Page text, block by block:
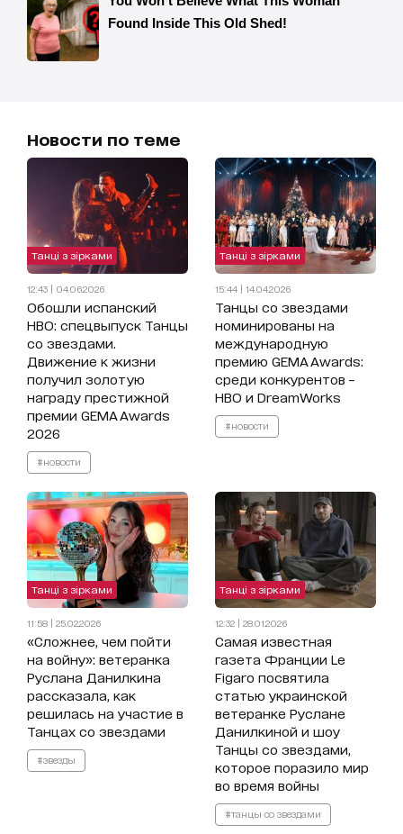
Новости по теме
Танці з зірками
12:43 | 04.06.2026
Обошли испанский
HBO: спецвыпуск Танцы
со звездами.
Движение к жизни
получил золотую
награду престижной
премии GEMA Awards
2026
#новости
Танці з зірками
15:44 | 14.04.2026
Танцы со звездами
номинированы на
международную
премию GEMA Awards:
среди конкурентов –
HBO и DreamWorks
#новости
Танці з зірками
11:58 | 25.02.2026
«Сложнее, чем пойти
на войну»: ветеранка
Руслана Данилкина
рассказала, как
решилась на участие в
Танцах со звездами
#звезды
Танці з зірками
12:32 | 28.01.2026
Самая известная
газета Франции Le
Figaro посвятила
статью украинской
ветеранке Руслане
Данилкиной и шоу
Танцы со звездами,
которое поразило мир
во время войны
#танцы со звездами